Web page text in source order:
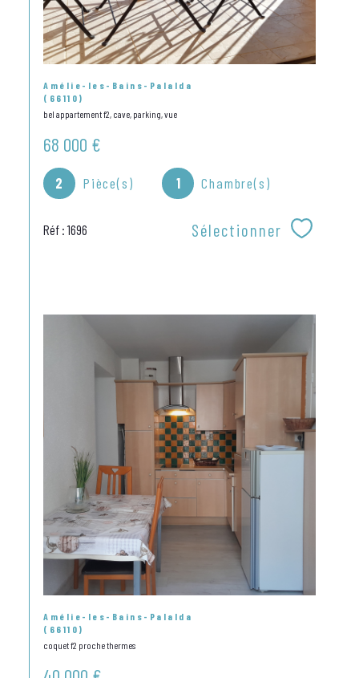
Amélie-les-Bains-Palalda
(66110)
bel appartement f2, cave, parking, vue
68 000 €
2 Pièce(s) 1 Chambre(s)
Réf : 1696 Sélectionner
Amélie-les-Bains-Palalda
(66110)
coquet f2 proche thermes